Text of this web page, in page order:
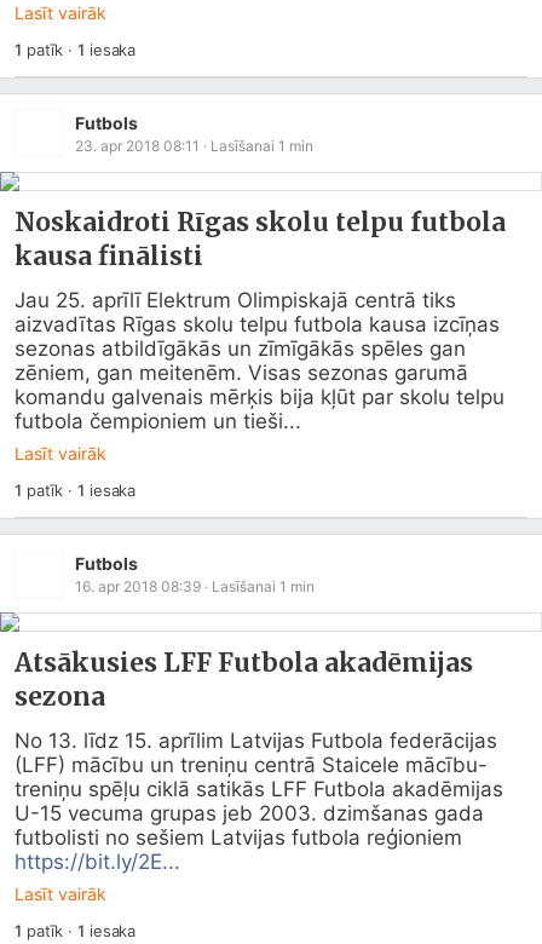
Lasīt vairāk
1 patīk ·1 iesaka
Futbols
23. apr 2018 08:11 · Lasīšanai 1 min
Noskaidroti Rīgas skolu telpu futbola
kausa finālisti
Jau 25. aprīlī Elektrum Olimpiskajā centrā tiks
aizvadītas Rīgas skolu telpu futbola kausa izcīņas
sezonas atbildīgākās un zīmīgākās spēles gan
zēniem, gan meitenēm. Visas sezonas garumā
komandu galvenais mērķis bija kļūt par skolu telpu
futbola čempioniem un tieši...
Lasīt vairāk
1 patīk ·1 iesaka
Futbols
16. apr 2018 08:39 · Lasīšanai 1 min
Atsākusies LFF Futbola akadēmijas
sezona
No 13. līdz 15. aprīlim Latvijas Futbola federācijas
(LFF) mācību un treniņu centrā Staicele mācību-
treniņu spēļu ciklā satikās LFF Futbola akadēmijas
U-15 vecuma grupas jeb 2003. dzimšanas gada
https://bit.ly/2E...
Lasīt vairāk
1 patīk ·1 iesaka